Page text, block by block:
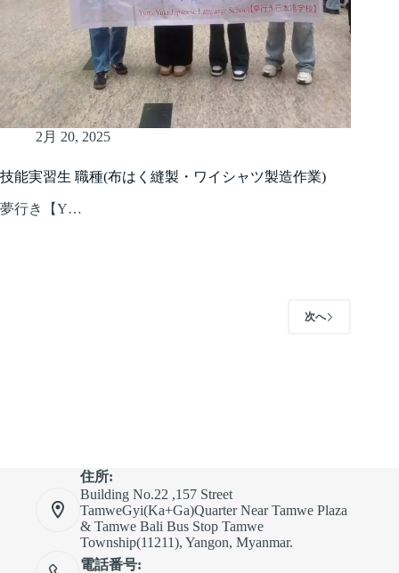
2月 20, 2025
技能実習生 職種(布はく縫製・ワイシャツ製造作業)
夢行き【Y…
次へ
住所:
Building No.22 ,157 Street
TamweGyi(Ka+Ga)Quarter Near Tamwe Plaza
& Tamwe Bali Bus Stop Tamwe
Township(11211), Yangon, Myanmar.
電話番号: